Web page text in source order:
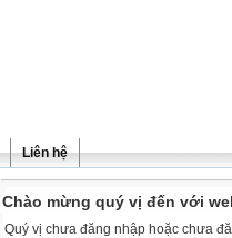
Liên hệ
Chào mừng quý vị đến với
Quý vị chưa đăng nhập hoặc chưa